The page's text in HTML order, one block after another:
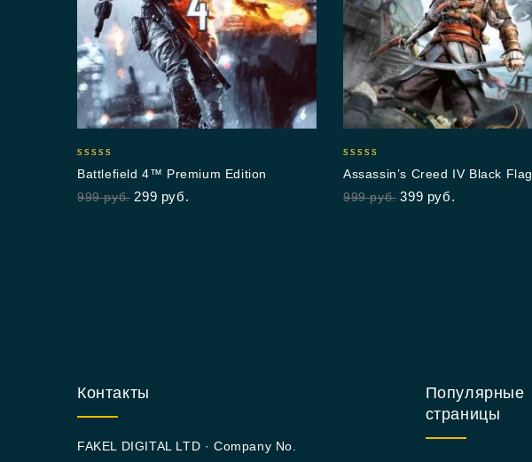
out of 5
Battlefield 4™ Premium Edition
999руб. 299 руб.
out of 5
Assassin’s Creed IV Black Flag
999руб. 399 руб.
Контакты
FAKEL DIGITAL LTD · Company No.
Популярные
страницы